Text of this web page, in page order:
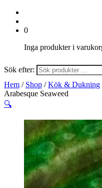
0
Inga produkter i
Sök efter:
Hem / Shop /Kök & Dukning
Arabesque Seaweed
🔍